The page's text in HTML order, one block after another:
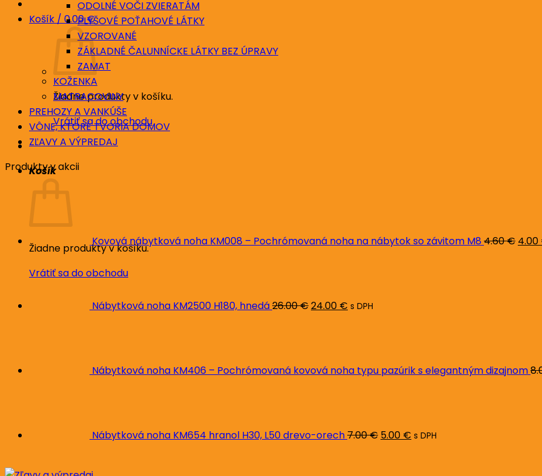
Košík / 0.00€
Žiadne produkty v košíku.
Vrátiť sa do obchodu
Košík
Žiadne produkty v košíku.
Vrátiť sa do obchodu
ODOLNÉ VOČI ZVIERATÁM
PLYŠOVÉ POŤAHOVÉ LÁTKY
VZOROVANÉ
ZÁKLADNÉ ČALUNNÍCKE LÁTKY BEZ ÚPRAVY
ZAMAT
KOŽENKA
MATRACOVINY
PREHOZY A VANKÚŠE
VÔNE, KTORÉ TVORIA DOMOV
ZĽAVY A VÝPREDAJ
Produkty v akcii
Kovová nábytková noha KM008 – Pochrómovaná noha na nábytok so závitom M84.60€ 4.60
4.00
Nábytková noha KM2500 H180, hnedá26.00€26.00 €.
24.00 € 24.00 €.
s DPH
Nábytková noha KM406 – Pochrómovaná kovová noha typu pazúrik s elegantným dizajnom
Nábytková noha KM654 hranol H30, L50 drevo-orech7.00€ 7.00 €.
5.00 € 5.00 €.
s DPH